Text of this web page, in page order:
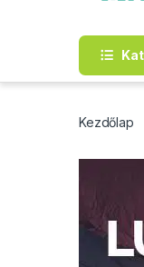
Kezdőlap